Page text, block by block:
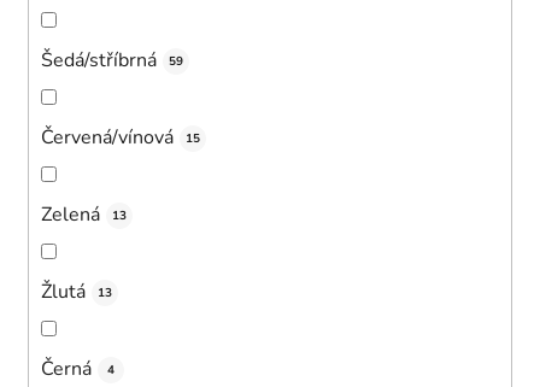
Šedá/stříbrná 59
Červená/vínová 15
Zelená 13
Žlutá 13
Černá 4